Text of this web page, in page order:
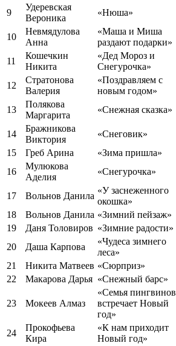
9
Удеревская
Вероника
«Нюша»
10
Невмядулова
Анна
«Маша и Миша
раздают подарки»
11
Кошечкин
Никита
«Дед Мороз и
Снегурочка»
12
Стратонова
Валерия
«Поздравляем с
новым годом»
13
Полякова
Маргарита
«Снежная сказка»
14
Бражникова
Виктория
«Снеговик»
15
Греб Арина «Зима пришла»
16
Мулюкова
Аделия
«Снегурочка»
17 Вольнов Данила
«У заснеженного
окошка»
18
Вольнов Данила «Зимний пейзаж»
19
Даня Толовиров «Зимние радости»
20
Даша Карпова
«Чудеса зимнего
леса»
21
Никита Матвеев «Сюрприз»
22
Макарова Дарья «Снежный барс»
23 Мокеев Алмаз
«Семья пингвинов
встречает Новый
год»
24
Прокофьева
Кира
«К нам приходит
Новый год»